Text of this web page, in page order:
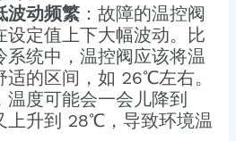
波动频繁：故障的温控阀
设定值上下大幅波动。比
系统中，温控阀应该将温
适的区间，如 26℃左右。
度可能会一会儿降到
上升到 28℃，导致环境温